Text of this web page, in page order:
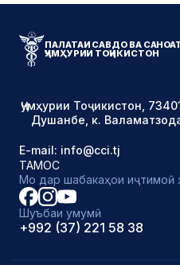
ПАЛАТАИ САВДО ВА
ҶУМҲУРИИ ТОҶИКИСТОН
Ҷумҳурии Тоҷикистон,
Душанбе, к.
E-mail: info@cci.tj
ТАМОС
Мо дар шабакаҳои иҷтимоӣ
Шуъбаи умумӣ
+992 (37) 221 58 38